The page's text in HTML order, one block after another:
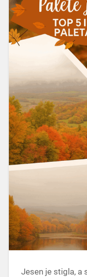
Jesen je stigla, a